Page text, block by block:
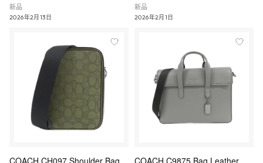
新品
2026年2月13日
新品
2026年2月1日
COACH CH097 Shoulder Bag COACH C9875 Bag Leather